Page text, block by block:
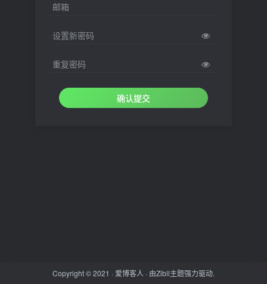
邮箱
设置新密码
重复密码
确认提交
Copyright © 2021 · 爱博客人 · 由Zibll主题强力驱动.